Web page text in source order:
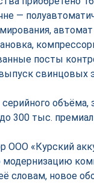
—
посты
свинцовых
объёма,
300 тыс.
ООО «Курский
модернизацию
словам, новое